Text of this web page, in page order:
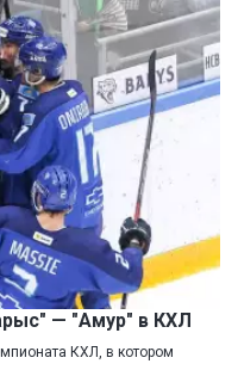
— "Амур" в КХЛ
КХЛ, в котором